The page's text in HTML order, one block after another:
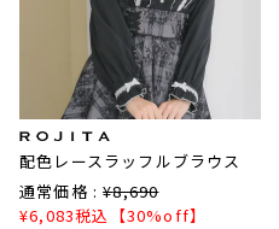
配色レースラッフルブラウス
通常価格 : ¥8,690
¥6,083税込 【30%off】